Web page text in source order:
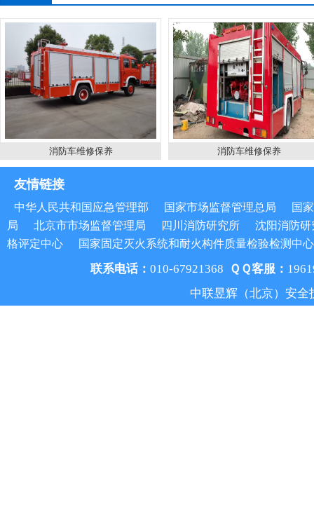
消防车维修保养 消防车维修保养
友情链接
中华人民共和国应急管理部 国家市场监督管理总局
国
局
北京市市场监督管理局 四川消防研究所
沈阳消防研
格评定中心
国家固定灭火系统和耐火构件质量检验检测中心
联系电话： 010-67921368 ＱＱ客服：
中联昱辉（北京）安